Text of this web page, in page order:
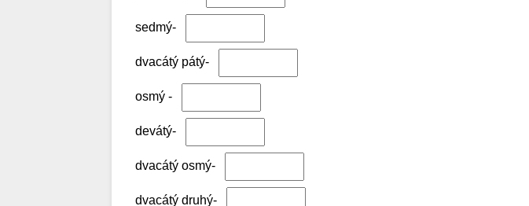
sedmý-
dvacátý pátý-
osmý -
devátý-
dvacátý osmý-
dvacátý druhý-